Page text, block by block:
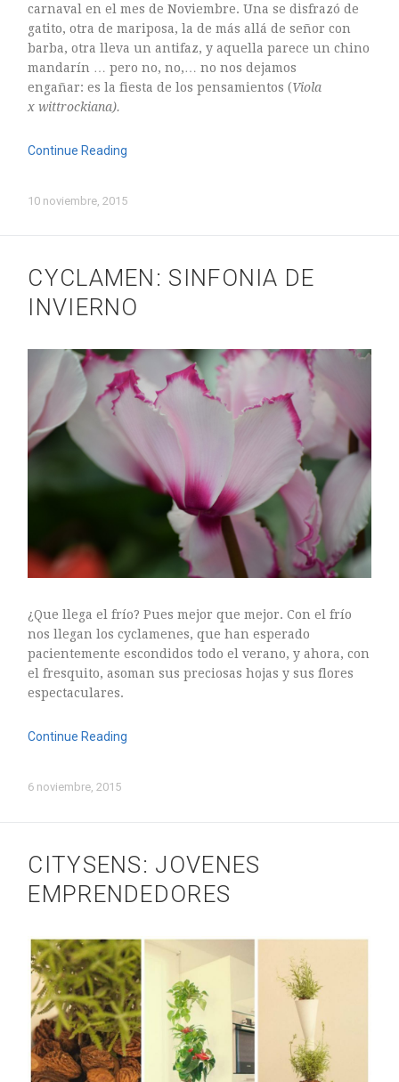
carnaval en el mes de Noviembre. Una se disfrazó de
gatito, otra de mariposa, la de más allá de señor con
barba, otra lleva un antifaz, y aquella parece un chino
mandarín … pero no, no,… no nos dejamos
engañar: es la fiesta de los pensamientos (Viola
x wittrockiana).
Continue Reading
10 noviembre, 2015
CYCLAMEN: SINFONIA DE
INVIERNO
¿Que llega el frío? Pues mejor que mejor. Con el frío
nos llegan los cyclamenes, que han esperado
pacientemente escondidos todo el verano, y ahora, con
el fresquito, asoman sus preciosas hojas y sus flores
espectaculares.
Continue Reading
6 noviembre, 2015
CITYSENS: JOVENES
EMPRENDEDORES